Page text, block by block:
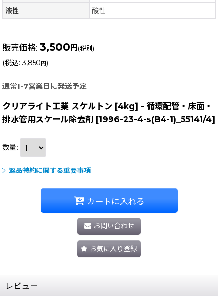
液性
酸性
販売価格: 3,500 円 (税別)
(税込: 3,850 円)
通常1-7営業日に発送予定
クリアライト工業 スケルトン [4kg] - 循環配管・床面・
排水管用スケール除去剤 [1996-23-4-s(B4-1)_55141/4]
数量:
返品特約に関する重要事項
カートに入れる
お問い合わせ
お気に入り登録
レビュー